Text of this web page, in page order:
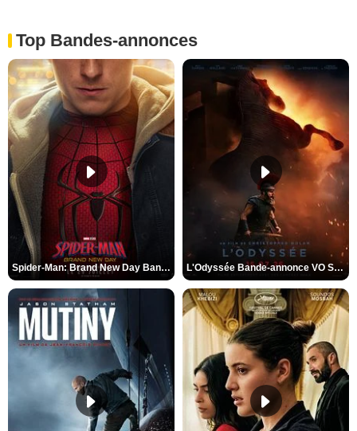
Top Bandes-annonces
Spider-Man: Brand New Day Bande-annonce VO STFR L'Odyssée Bande-annonce VO STFR